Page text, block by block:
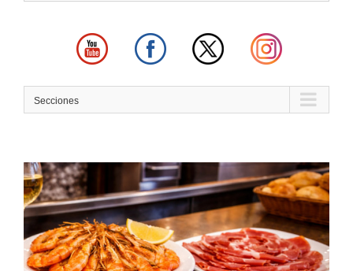
Secciones